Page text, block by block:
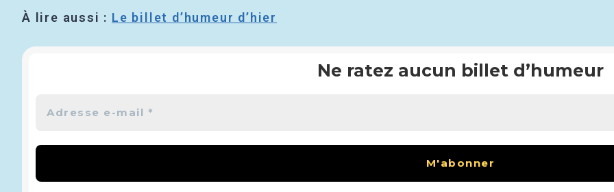
À lire aussi : Le billet d’humeur d’hier
Ne ratez aucun billet d’humeur